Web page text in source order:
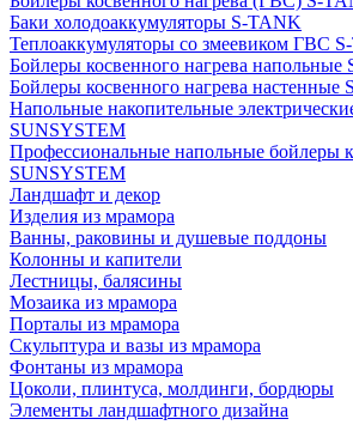
Баки холодоаккумуляторы S-TANK
Теплоаккумуляторы со змеевиком ГВС
Бойлеры косвенного нагрева
Бойлеры косвенного нагрева настенные
Напольные накопительные
SUNSYSTEM
Профессиональные напольные бойлеры
SUNSYSTEM
Ландшафт и декор
Изделия из мрамора
Ванны, раковины и душевые поддоны
Колонны и капители
Лестницы, балясины
Мозаика из мрамора
Порталы из мрамора
Скульптура и вазы из мрамора
Фонтаны из мрамора
Цоколи, плинтуса, молдинги, бордюры
Элементы ландшафтного дизайна